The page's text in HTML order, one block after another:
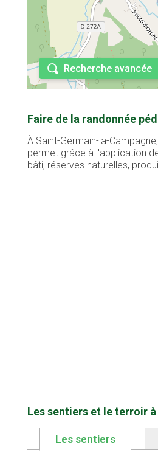
Recherche avancée
Faire de la randonnée
À Saint-Germain-la-
permet grâce à l'application
bâti, réserves naturelles,
Les sentiers et le terroir
Les sentiers